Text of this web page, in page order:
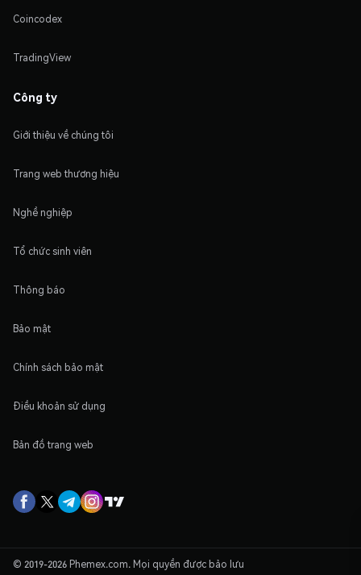
Coincodex
TradingView
Công ty
Giới thiệu về chúng tôi
Trang web thương hiệu
Nghề nghiệp
Tổ chức sinh viên
Thông báo
Bảo mật
Chính sách bảo mật
Điều khoản sử dụng
Bản đồ trang web
© 2019-2026 Phemex.com. Mọi quyền được bảo lưu